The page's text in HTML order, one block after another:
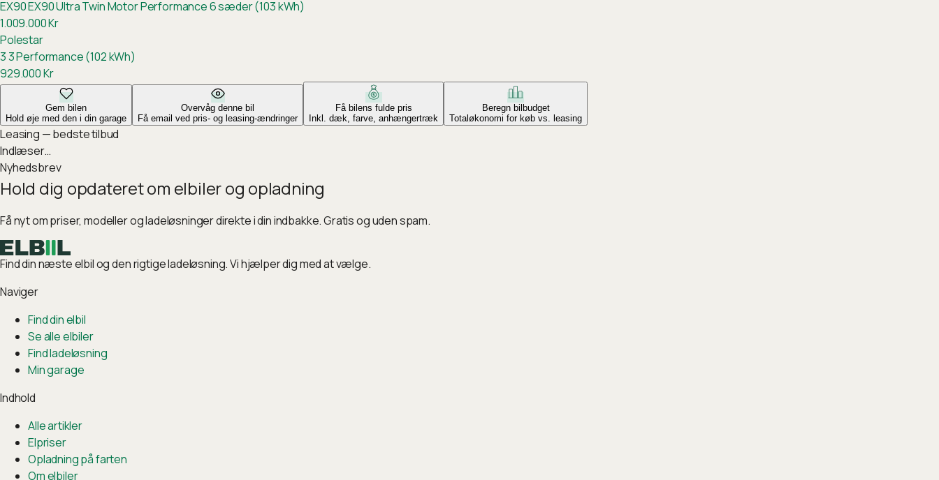
EX90EX90 Ultra Twin Motor Performance 6 sæder (103 kWh)
1.009.000Kr
Polestar
33 Performance (102 kWh)
929.000Kr
Gem bilen
Hold øje med den i din garage
Overvåg denne bil
Få email ved pris- og leasing-ændringer
Få bilens fulde pris
Inkl. dæk, farve, anhængertræk
Beregn bilbudget
Totaløkonomi for køb vs. leasing
Leasing — bedste tilbud
Indlæser…
Nyhedsbrev
Hold dig opdateret om elbiler og opladning
Få nyt om priser, modeller og ladeløsninger direkte i din indbakke. Gratis og uden spam.
Find din næste elbil og den rigtige ladeløsning. Vi hjælper dig med at vælge.
Naviger
Find din elbil
Se alle elbiler
Find ladeløsning
Min garage
Indhold
Alle artikler
Elpriser
Opladning på farten
Om elbiler